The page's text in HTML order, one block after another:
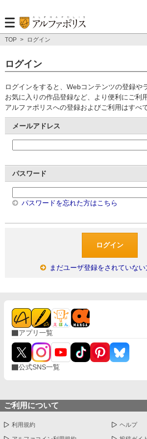
TOP > ログイン
ログイン
ログインをすると、Webコンテンツの登録や
お気に入りの作品登録など、より便利にご利
アルファポリスへの登録およびご利用はすべ
メールアドレス
パスワード
パスワードを忘れた方はこちら
まだユーザ登録をされていな
アプリ一覧
公式SNS一覧
ご利用について
利用規約 ヘルプ